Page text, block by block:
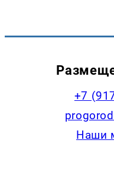
+7
Наши